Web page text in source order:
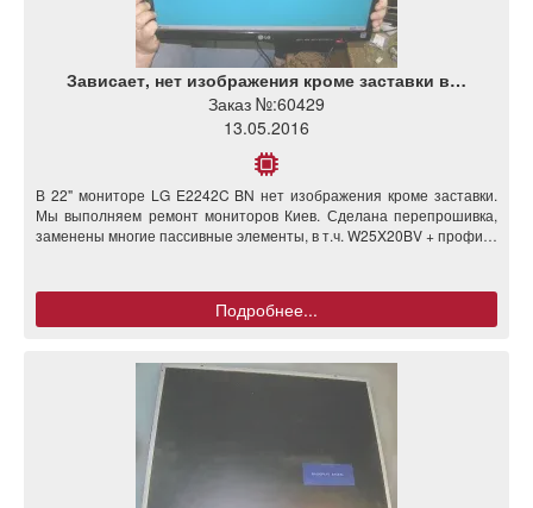
Зависает, нет изображения кроме заставки в…
Заказ №:60429
13.05.2016
В 22" мониторе LG E2242C BN нет изображения кроме заставки.
Мы выполняем ремонт мониторов Киев. Сделана перепрошивка,
заменены многие пассивные элементы, в т.ч. W25X20BV + профи…
Подробнее...